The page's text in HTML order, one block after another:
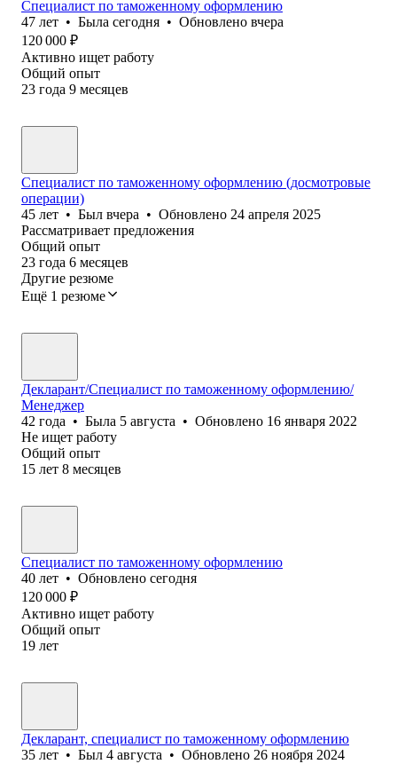
Специалист по таможенному оформлению
47 лет • Была сегодня • Обновлено вчера
120 000 ₽
Активно ищет работу
Общий опыт
23 года 9 месяцев
Специалист по таможенному оформлению (досмотровые
операции)
45 лет • Был вчера • Обновлено 24 апреля 2025
Рассматривает предложения
Общий опыт
23 года 6 месяцев
Другие резюме
Ещё 1 резюме
Декларант/Специалист по таможенному оформлению/
Менеджер
42 года • Была 5 августа • Обновлено 16 января 2022
Не ищет работу
Общий опыт
15 лет 8 месяцев
Специалист по таможенному оформлению
40 лет • Обновлено сегодня
120 000 ₽
Активно ищет работу
Общий опыт
19 лет
Декларант, специалист по таможенному оформлению
35 лет • Был 4 августа • Обновлено 26 ноября 2024